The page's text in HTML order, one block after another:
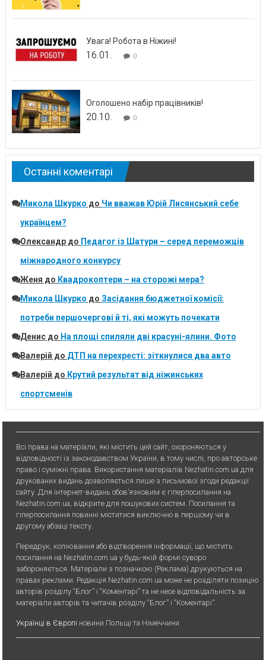
Увага! Робота в Ніжині!
16.01. 0
Оголошено набір працівників!
20.10. 0
Останні коментарі
Микола Шкурко до Чи вважав Юрій Лисянський себе
українцем?
Олександрдо Педагог із Шатури – серед переможців
міжнародного конкурсу
Женя до Квадрокоптери – на сторожі мера?
Микола Шкурко до Засідання бюджетної комісії:
потреби першочергові й ті, які можуть почекати
Денисдо На площі спиляли дві красуні-ялини. Фото
Валерій до ДТП на перехресті: зіткнулися два авто
Валерій до Крутий результат від ніжинських
спортсменів
Всі права на матеріали, які містить цей сайт, охороняються у
відповідності із законодавством України, в тому числі, про авторське
право і суміжні права. Використання матерiалiв Nezhatin.com.ua для
друкованих видань дозволяється лише з письмової згоди редакції
сайту. Для iнтернет-видань обов’язковим є гiперпосилання на
Nezhatin.com.ua, відкрите для пошукових систем. Посилання та
гіперпосилання повинні міститися виключно в першому чи в
другому абзаці тексту.
Передрук, копiювання або вiдтворення iнформацiї, що мiстить
посилання на Nezhatin.com.ua у будь-якiй формi суворо
забороняється. Матеріали з позначкою (Реклама) друкуються на
правах реклами. Редакція Nezhatin.com.ua може не розділяти позицію
авторів розділу “Блог” і “Коментарі” та не несе відповідальність за
матеріали авторів та читачів розділу “Блог” і “Коментарі”.
Українці в Європі новини Польщі та Німеччини